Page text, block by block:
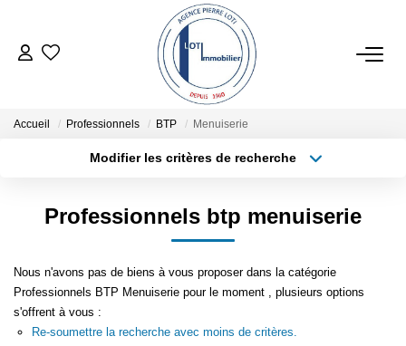
ACHETER
Accueil Professionnels BTP Menuiserie
Modifier les critères de recherche
Type de bien
Surface min
Budget max Plus de critères
Professionnels btp menuiserie
Nous n'avons pas de biens à vous proposer dans la catégorie
Professionnels BTP Menuiserie pour le moment , plusieurs options
s'offrent à vous :
Re-soumettre la recherche avec moins de critères.